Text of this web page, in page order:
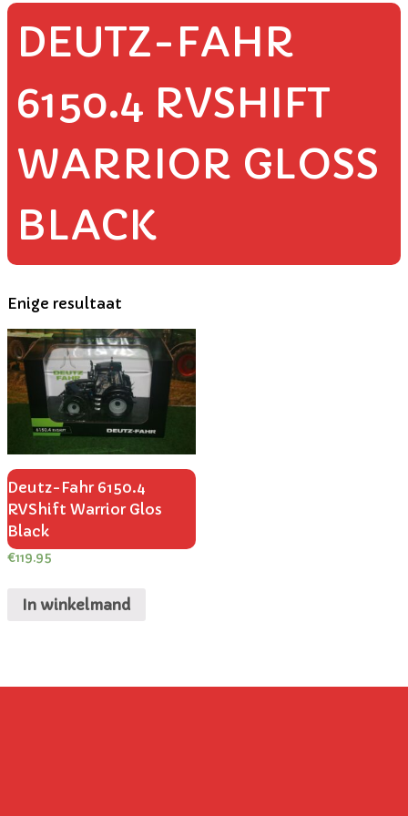
DEUTZ-FAHR
6150.4 RVSHIFT
WARRIOR GLOSS
BLACK
Enige resultaat
Deutz-Fahr 6150.4
RVShift Warrior Glos
Black
€119.95
In winkelmand